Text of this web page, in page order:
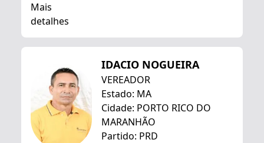
Mais
detalhes
IDACIO NOGUEIRA
VEREADOR
Estado: MA
Cidade: PORTO RICO DO
MARANHÃO
Partido: PRD